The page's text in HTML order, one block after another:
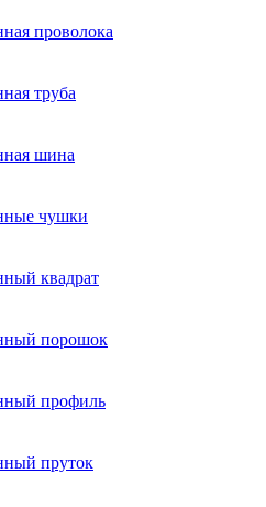
проволока
труба
шина
чушки
квадрат
порошок
профиль
пруток